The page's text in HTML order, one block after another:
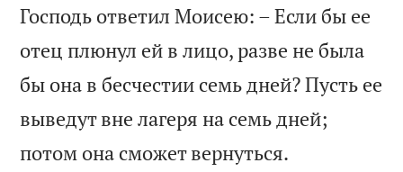
Господь ответил Моисею: – Если бы ее
отец плюнул ей в лицо, разве не была
бы она в бесчестии семь дней? Пусть ее
выведут вне лагеря на семь дней;
потом она сможет вернуться.